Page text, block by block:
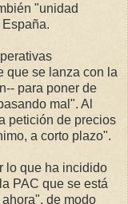
"unidad
que se lanza con la
para poner de
mal". Al
petición de precios
a corto plazo".
lo que ha incidido
PAC que se está
de modo